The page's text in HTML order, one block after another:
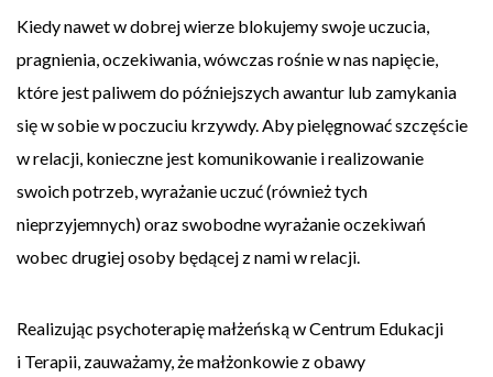
Kiedy nawet w dobrej wierze blokujemy swoje uczucia,
pragnienia, oczekiwania, wówczas rośnie w nas napięcie,
które jest paliwem do późniejszych awantur lub zamykania
się w sobie w poczuciu krzywdy. Aby pielęgnować szczęście
w relacji, konieczne jest komunikowanie i realizowanie
swoich potrzeb, wyrażanie uczuć (również tych
nieprzyjemnych) oraz swobodne wyrażanie oczekiwań
wobec drugiej osoby będącej z nami w relacji.
Realizując psychoterapię małżeńską w Centrum Edukacji
i Terapii, zauważamy, że małżonkowie z obawy